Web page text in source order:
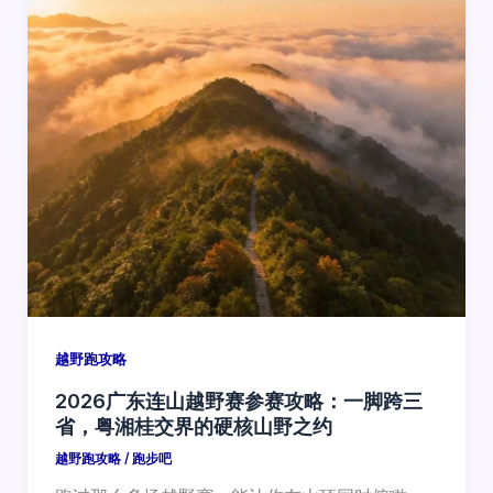
越野跑攻略
2026广东连山越野赛参赛攻略：一脚跨三
省，粤湘桂交界的硬核山野之约
越野跑攻略/ 跑步吧